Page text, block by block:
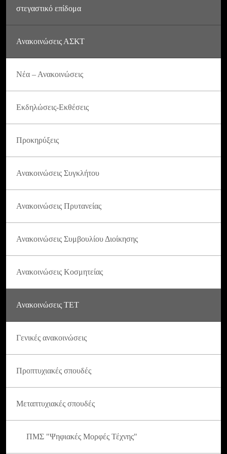
στεγαστικό επίδομα
Ανακοινώσεις ΑΣΚΤ
Νέα – Ανακοινώσεις
Εκδηλώσεις-Εκθέσεις
Προκηρύξεις
Ανακοινώσεις Συγκλήτου
Ανακοινώσεις Πρυτανείας
Ανακοινώσεις Συμβουλίου Διοίκησης
Ανακοινώσεις Κοσμητείας
Ανακοινώσεις ΤΕΤ
Γενικές ανακοινώσεις
Προπτυχιακές σπουδές
Μεταπτυχιακές σπουδές
ΠΜΣ "Ψηφιακές Μορφές Τέχνης"